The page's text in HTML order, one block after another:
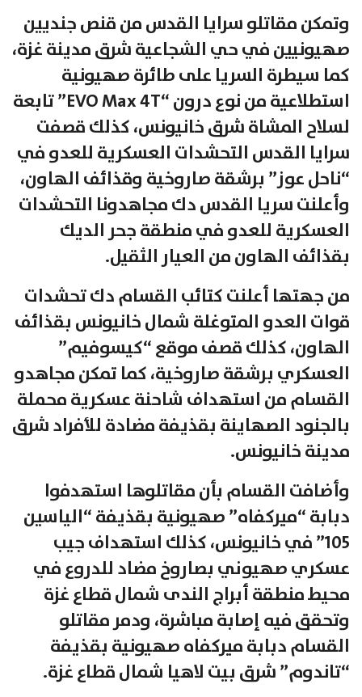
وتمكن مقاتلو سرايا القدس من قنص جنديين
صهيونيين في حي الشجاعية شرق مدينة غزة،
كما سيطرة السريا على طائرة صهيونية
استطلاعية من نوع درون “EVO Max 4T” تابعة
لسلاح المشاة شرق خانيونس، كذلك قصفت
سرايا القدس التحشدات العسكرية للعدو في
“ناحل عوز” برشقة صاروخية وقذائف الهاون،
وأعلنت سريا القدس دك مجاهدونا التحشدات
العسكرية للعدو في منطقة جحر الديك
بقذائف الهاون من العيار الثقيل.
من جهتها أعلنت كتائب القسام دك تحشدات
قوات العدو المتوغلة شمال خانيونس بقذائف
الهاون، كذلك قصف موقع “كيسوفيم”
العسكري برشقة صاروخية، كما تمكن مجاهدو
القسام من استهداف شاحنة عسكرية محملة
بالجنود الصهاينة بقذيفة مضادة للأفراد شرق
مدينة خانيونس.
وأضافت القسام بأن مقاتلوها استهدفوا
دبابة “ميركفاه” صهيونية بقذيفة “الياسين
105” في خانيونس، كذلك استهداف جيب
عسكري صهيوني بصاروخ مضاد للدروع في
محيط منطقة أبراج الندى شمال قطاع غزة
وتحقق فيه إصابة مباشرة، ودمر مقاتلو
القسام دبابة ميركفاه صهيونية بقذيفة
“تاندوم” شرق بيت لاهيا شمال قطاع غزة.